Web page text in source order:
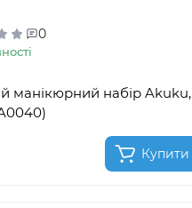
0
манікюрний набір Akuku,
Купити